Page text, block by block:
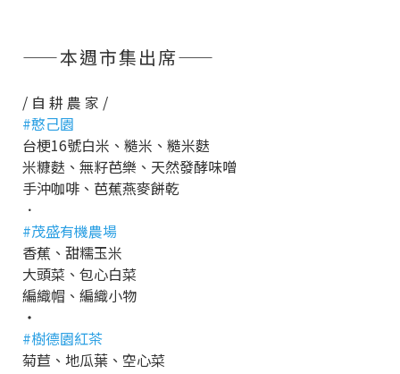
——本週市集出席——
/ 自 耕 農 家 /
#憨己園
台梗16號白米、糙米、糙米麩
米糠麩、無籽芭樂、天然發酵味噌
手沖咖啡、芭蕉燕麥餅乾
．
#茂盛有機農場
香蕉、甜糯玉米
大頭菜、包心白菜
編織帽、編織小物
・
#樹德園紅茶
菊苣、地瓜葉、空心菜